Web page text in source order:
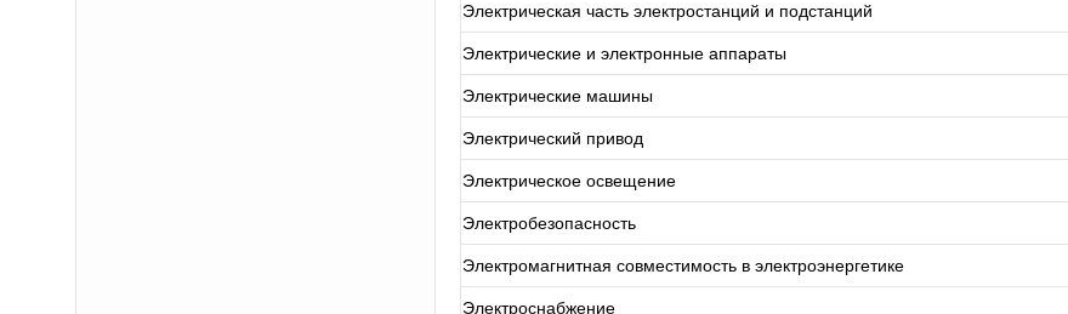
Электрическая часть электростанций и подстанций
Электрические и электронные аппараты
Электрические машины
Электрический привод
Электрическое освещение
Электробезопасность
Электромагнитная совместимость в электроэнергетике
Электроснабжение